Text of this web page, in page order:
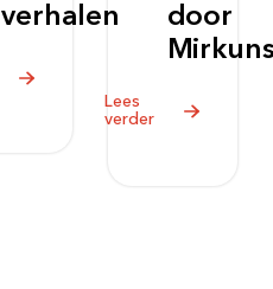
verhalen
door
Lees
verder